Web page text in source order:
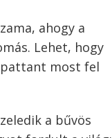
ahogy a
Lehet, hogy
pattant most fel
a bűvös